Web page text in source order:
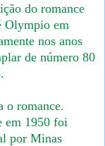
do romance
Olympio em
nos anos
de número 80
o romance.
em 1950 foi
por Minas